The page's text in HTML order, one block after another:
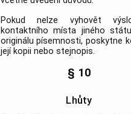
Pokud nelze vyhovět
kontaktního místa jiného státu
originálu písemnosti, poskytne
její kopii nebo stejnopis.
§ 10
Lhůty